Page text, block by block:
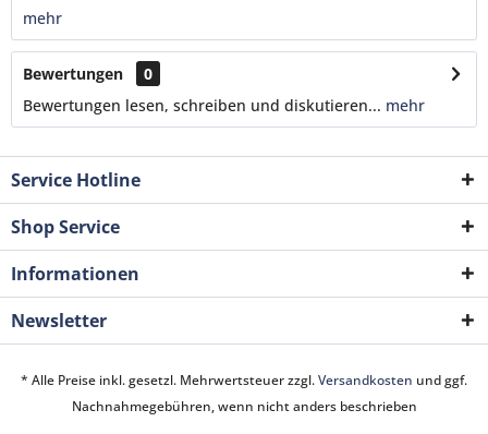
mehr
Bewertungen
0
Bewertungen lesen, schreiben und diskutieren... mehr
Service Hotline
Shop Service
Informationen
Newsletter
* Alle Preise inkl. gesetzl. Mehrwertsteuer zzgl.Versandkosten und ggf.
Nachnahmegebühren, wenn nicht anders beschrieben